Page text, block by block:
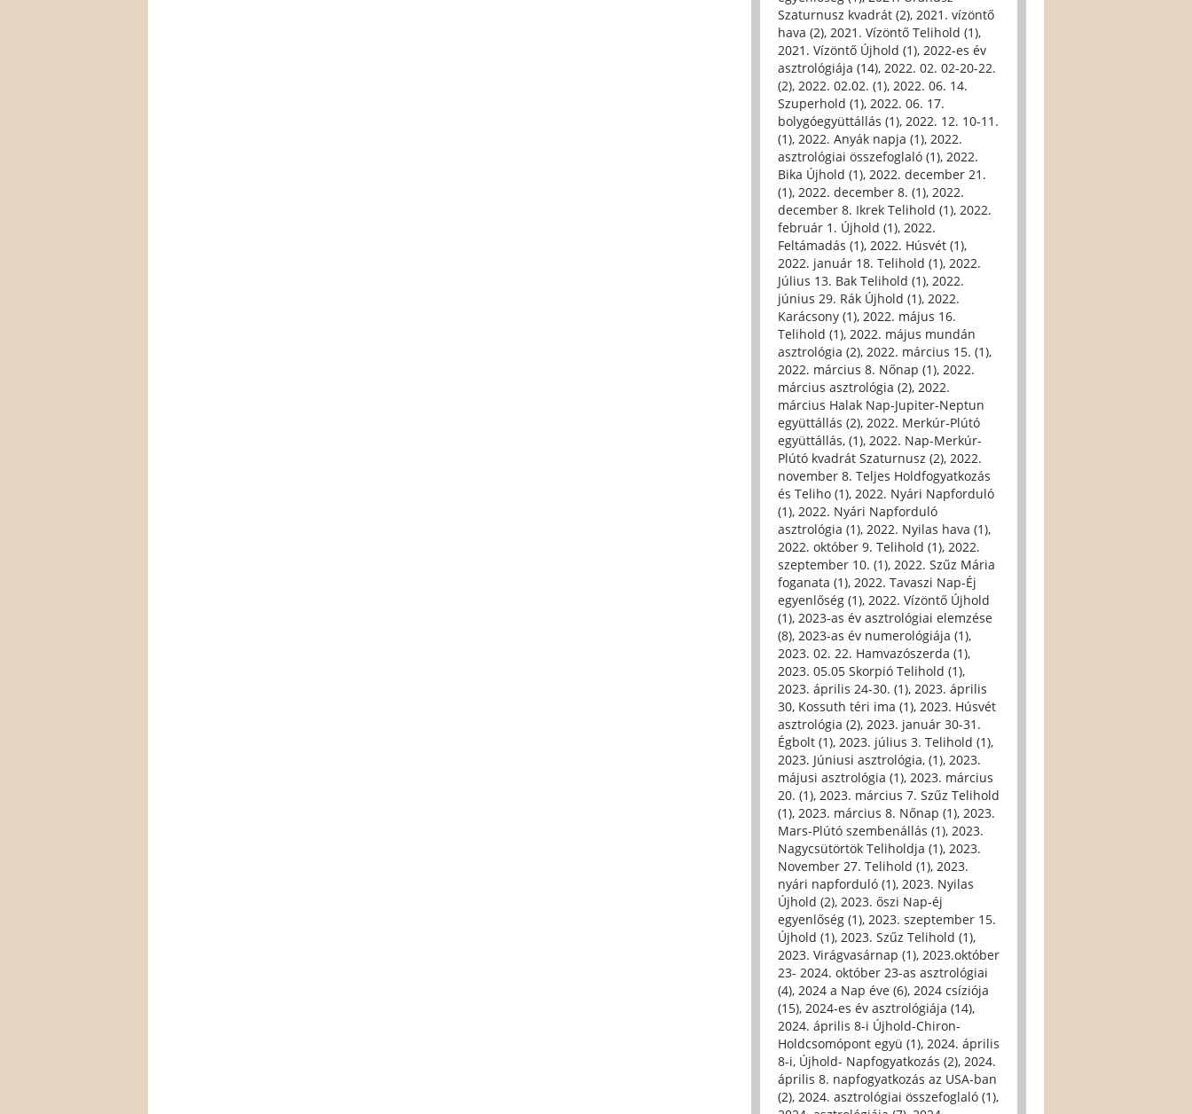
Szaturnusz kvadrát (2), 2021. vízöntő
hava (2), 2021. Vízöntő Telihold (1),
2021. Vízöntő Újhold (1), 2022-es év
asztrológiája (14), 2022. 02. 02-20-22.
(2), 2022. 02.02. (1), 2022. 06. 14.
Szuperhold (1), 2022. 06. 17.
bolygóegyüttállás (1), 2022. 12. 10-11.
(1), 2022. Anyák napja (1), 2022.
asztrológiai összefoglaló (1), 2022.
Bika Újhold (1), 2022. december 21.
(1), 2022. december 8. (1), 2022.
december 8. Ikrek Telihold (1), 2022.
február 1. Újhold (1), 2022.
Feltámadás (1), 2022. Húsvét (1),
2022. január 18. Telihold (1), 2022.
Július 13. Bak Telihold (1), 2022.
június 29. Rák Újhold (1), 2022.
Karácsony (1), 2022. május 16.
Telihold (1), 2022. május mundán
asztrológia (2), 2022. március 15. (1),
2022. március 8. Nőnap (1), 2022.
március asztrológia (2), 2022.
március Halak Nap-Jupiter-Neptun
együttállás (2), 2022. Merkúr-Plútó
együttállás, (1), 2022. Nap-Merkúr-
Plútó kvadrát Szaturnusz (2), 2022.
november 8. Teljes Holdfogyatkozás
és Teliho (1), 2022. Nyári Napforduló
(1), 2022. Nyári Napforduló
asztrológia (1), 2022. Nyilas hava (1),
2022. október 9. Telihold (1), 2022.
szeptember 10. (1), 2022. Szűz Mária
foganata (1), 2022. Tavaszi Nap-Éj
egyenlőség (1), 2022. Vízöntő Újhold
(1), 2023-as év asztrológiai elemzése
(8), 2023-as év numerológiája (1),
2023. 02. 22. Hamvazószerda (1),
2023. 05.05 Skorpió Telihold (1),
2023. április 24-30. (1), 2023. április
30, Kossuth téri ima (1), 2023. Húsvét
asztrológia (2), 2023. január 30-31.
Égbolt (1), 2023. július 3. Telihold (1),
2023. Júniusi asztrológia, (1), 2023.
májusi asztrológia (1), 2023. március
20. (1), 2023. március 7. Szűz Telihold
(1), 2023. március 8. Nőnap (1), 2023.
Mars-Plútó szembenállás (1), 2023.
Nagycsütörtök Teliholdja (1), 2023.
November 27. Telihold (1), 2023.
nyári napforduló (1), 2023. Nyilas
Újhold (2), 2023. őszi Nap-éj
egyenlőség (1), 2023. szeptember 15.
Újhold (1), 2023. Szűz Telihold (1),
2023. Virágvasárnap (1), 2023.október
23- 2024. október 23-as asztrológiai
(4), 2024 a Nap éve (6), 2024 csíziója
(15), 2024-es év asztrológiája (14),
2024. április 8-i Újhold-Chiron-
Holdcsomópont együ (1), 2024. április
8-i, Újhold- Napfogyatkozás (2), 2024.
április 8. napfogyatkozás az USA-ban
(2), 2024. asztrológiai összefoglaló (1),